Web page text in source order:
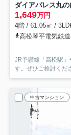
ダイアパレス丸の
1,649万円
4階 / 61.05㎡ /
高松琴平電気鉄
JR予讃線「高松駅
す。ぜひご検討くだ
中古マンション